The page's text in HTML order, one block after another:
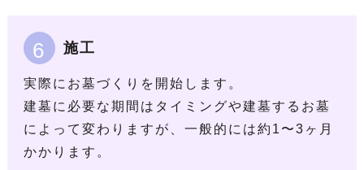
6 施工
実際にお墓づくりを開始します。
建墓に必要な期間はタイミングや建墓するお墓
によって変わりますが、一般的には約1〜3ヶ月
かかります。